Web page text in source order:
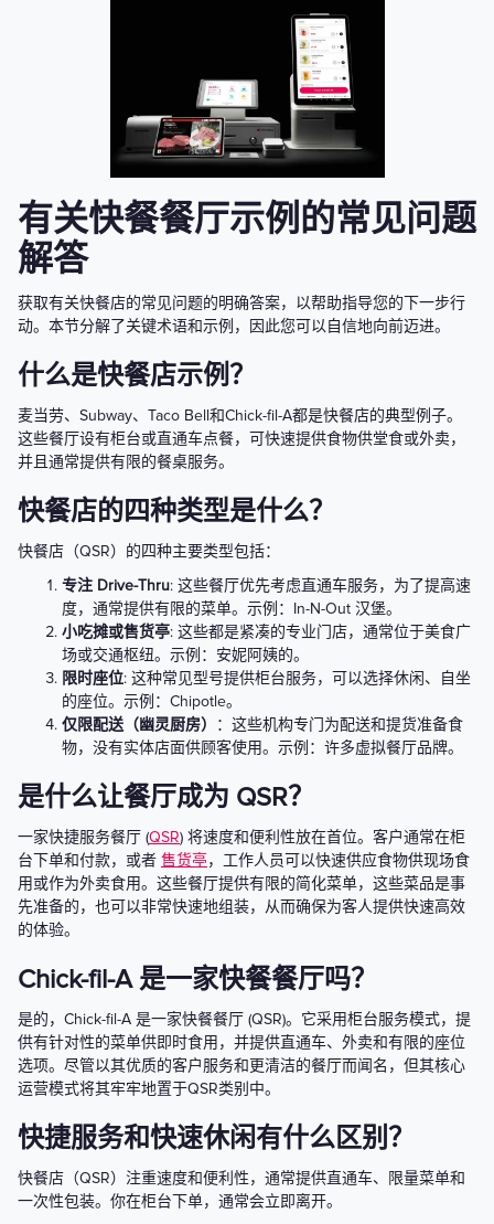
有关快餐餐厅示例的常见问题
解答
获取有关快餐店的常见问题的明确答案，以帮助指导您的下一步行
动。本节分解了关键术语和示例，因此您可以自信地向前迈进。
什么是快餐店示例？
麦当劳、Subway、Taco Bell和Chick-fil-A都是快餐店的典型例子。
这些餐厅设有柜台或直通车点餐，可快速提供食物供堂食或外卖，
并且通常提供有限的餐桌服务。
快餐店的四种类型是什么？
快餐店（QSR）的四种主要类型包括：
专注 Drive-Thru: 这些餐厅优先考虑直通车服务，为了提高速
度，通常提供有限的菜单。示例：In-N-Out 汉堡。
小吃摊或售货亭: 这些都是紧凑的专业门店，通常位于美食广
场或交通枢纽。示例：安妮阿姨的。
限时座位: 这种常见型号提供柜台服务，可以选择休闲、自坐
的座位。示例：Chipotle。
仅限配送（幽灵厨房）
：这些机构专门为配送和提货准备食
物，没有实体店面供顾客使用。示例：许多虚拟餐厅品牌。
是什么让餐厅成为 QSR？
一家快捷服务餐厅 (QSR) 将速度和便利性放在首位。客户通常在柜
台下单和付款，或者 售货亭，工作人员可以快速供应食物供现场食
用或作为外卖食用。这些餐厅提供有限的简化菜单，这些菜品是事
先准备的，也可以非常快速地组装，从而确保为客人提供快速高效
的体验。
Chick-fil-A 是一家快餐餐厅吗？
是的，Chick-fil-A 是一家快餐餐厅 (QSR)。它采用柜台服务模式，提
供有针对性的菜单供即时食用，并提供直通车、外卖和有限的座位
选项。尽管以其优质的客户服务和更清洁的餐厅而闻名，但其核心
运营模式将其牢牢地置于QSR类别中。
快捷服务和快速休闲有什么区别？
快餐店（QSR）注重速度和便利性，通常提供直通车、限量菜单和
一次性包装。你在柜台下单，通常会立即离开。